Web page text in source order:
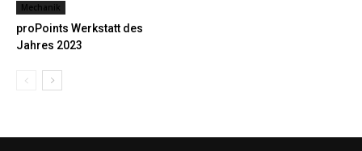
Mechanik
proPoints Werkstatt des
Jahres 2023